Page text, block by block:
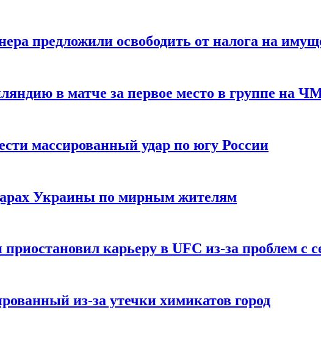
предложили освободить от налога на
в матче за первое место в группе на
массированный удар по югу России
Украины по мирным жителям
карьеру в UFC из-за проблем с
из-за утечки химикатов город